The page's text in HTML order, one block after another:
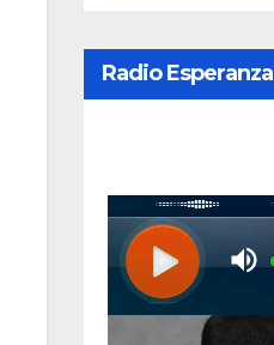
Radio Esperanza